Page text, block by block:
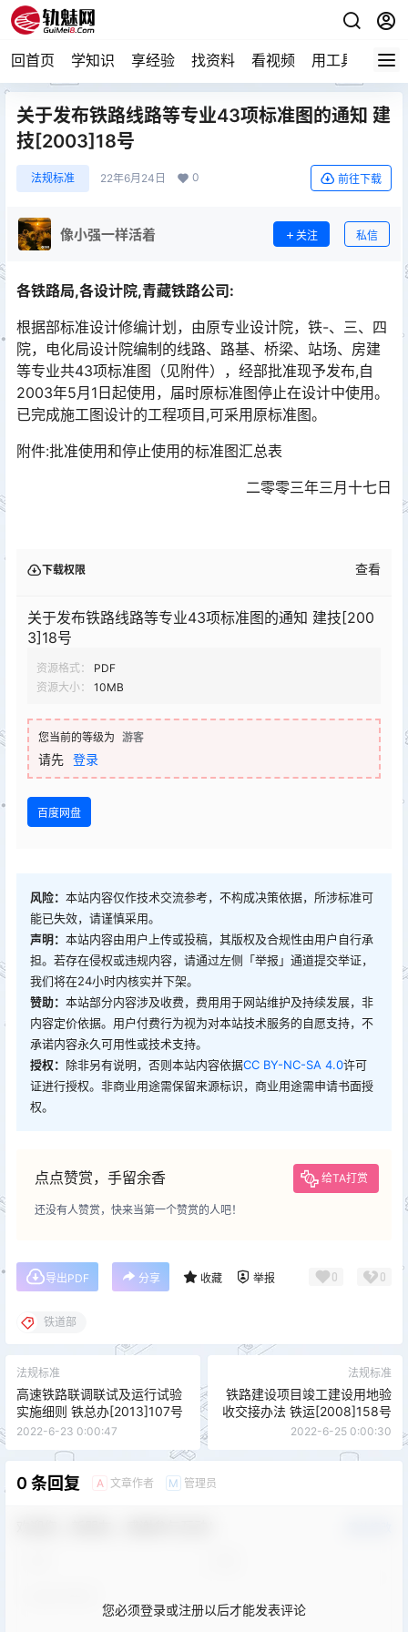
回首页 学知识 享经验 找资料 看视频 用工具 论技
关于发布铁路线路等专业43项标准图的通知 建
技[2003]18号
法规标准 22年6月24日 0 前往下载
像小强一样活着 关注 私信
各铁路局,各设计院,青藏铁路公司:
根据部标准设计修编计划，由原专业设计院，铁-、三、四
院，电化局设计院编制的线路、路基、桥梁、站场、房建
等专业共43项标准图（见附件），经部批准现予发布,自
2003年5月1日起使用，届时原标准图停止在设计中使用。
已完成施工图设计的工程项目,可采用原标准图。󠅅󠅃󠄵󠅂󠄪󠇖󠆨󠆨󠇕󠆞󠆒󠅬󠇘󠆭󠆘󠇙󠆝󠅵󠇗󠆭󠆁󠄐󠇗󠅹󠅸󠇖󠆍󠅳󠇖󠅹󠅰󠇖󠆌󠅹
附件:批准使用和停止使用的标准图汇总表
二零零三年三月十七日
下载权限 查看
关于发布铁路线路等专业43项标准图的通知 建技[200
3]18号
资源格式：
PDF
资源大小：
10MB
您当前的等级为 游客
请先 登录
百度网盘
风险： 本站内容仅作技术交流参考，不构成决策依据，所涉标准可
能已失效，请谨慎采用。
声明： 本站内容由用户上传或投稿，其版权及合规性由用户自行承
担。若存在侵权或违规内容，请通过左侧「举报」通道提交举证，
我们将在24小时内核实并下架。
赞助： 本站部分内容涉及收费，费用用于网站维护及持续发展，非
内容定价依据。用户付费行为视为对本站技术服务的自愿支持，不
承诺内容永久可用性或技术支持。
授权： 除非另有说明，否则本站内容依据CC BY-NC-SA 4.0许可
证进行授权。非商业用途需保留来源标识，商业用途需申请书面授
权。
点点赞赏，手留余香 给TA打赏
还没有人赞赏，快来当第一个赞赏的人吧！
导出PDF 分享 收藏 举报 0 0
铁道部
法规标准
高速铁路联调联试及运行试验
实施细则 铁总办[2013]107号
2022-6-23 0:00:47
法规标准
铁路建设项目竣工建设用地验
收交接办法 铁运[2008]158号
2022-6-25 0:00:30
0 条回复 A 文章作者 M 管理员
您必须登录或注册以后才能发表评论